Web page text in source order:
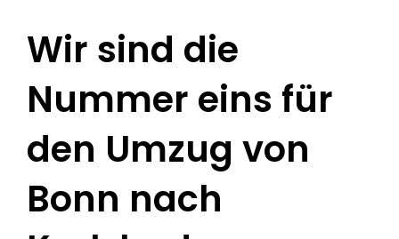
Wir sind die
Nummer eins für
den Umzug von
Bonn nach